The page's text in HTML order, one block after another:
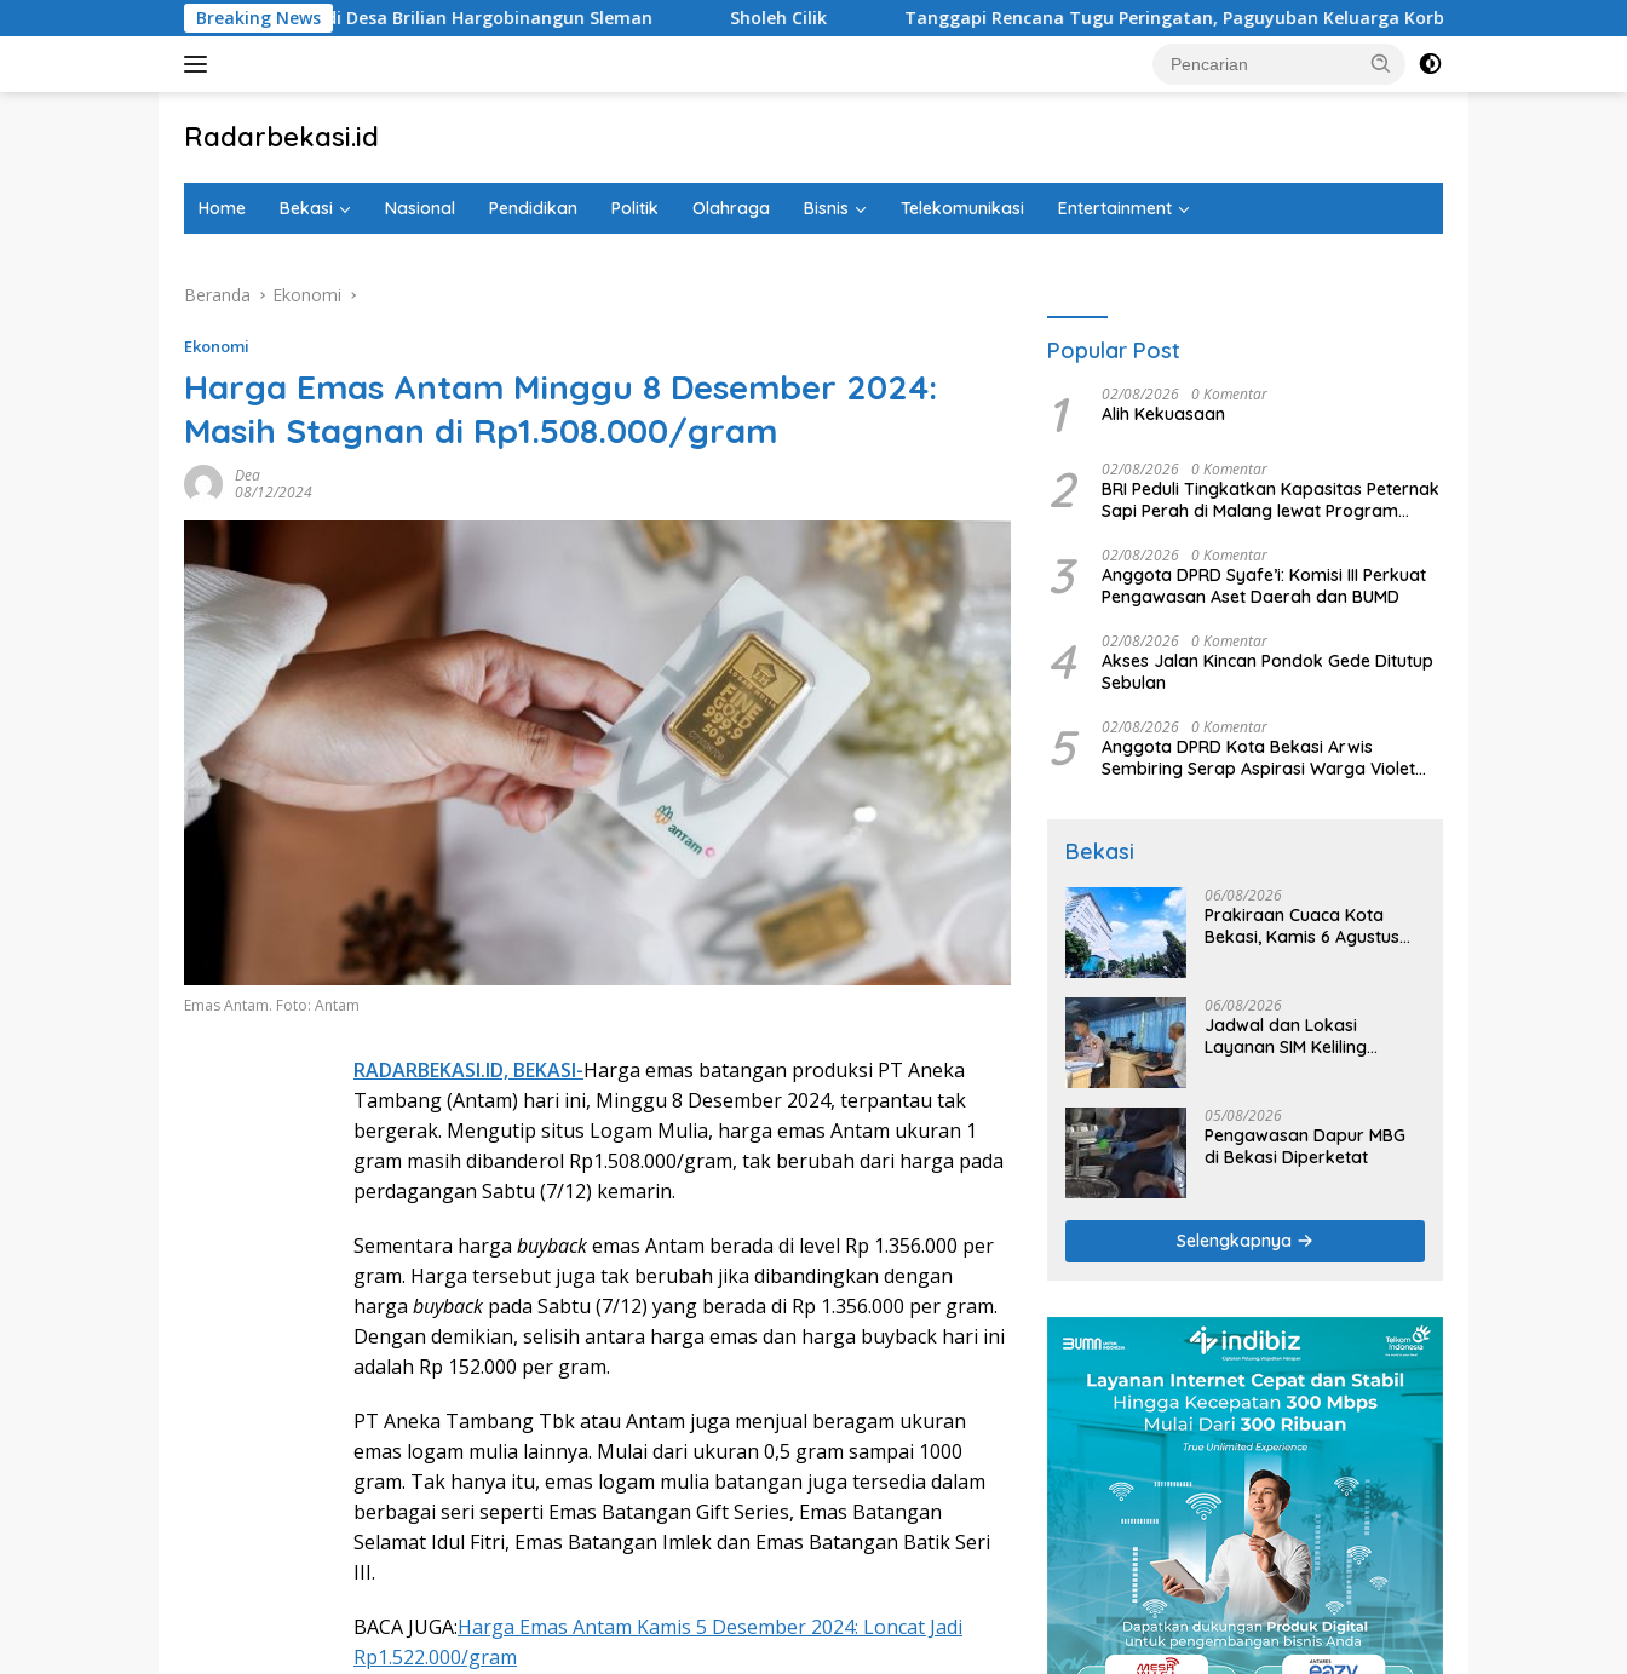
ke
Breaking News
di Desa Brilian Hargobinangun Sleman Sholeh Cilik Tanggapi Rencana Tugu Peringatan, Paguyuban Keluarga Korban Kereta Bekasi Timur: Kami Ingin Perbaikan
Radarbekasi.id
Bekasi
Home Bekasi Nasional Pendidikan Politik Olahraga Bisnis Telekomunikasi Entertainment
Beranda Ekonomi
Ekonomi
Harga Emas Antam Minggu 8 Desember 2024:
Masih Stagnan di Rp1.508.000/gram
Dea
08/12/2024
Emas Antam. Foto: Antam
RADARBEKASI.ID, BEKASI-Harga emas batangan produksi PT Aneka
Tambang (Antam) hari ini, Minggu 8 Desember 2024, terpantau tak
bergerak. Mengutip situs Logam Mulia, harga emas Antam ukuran 1
gram masih dibanderol Rp1.508.000/gram, tak berubah dari harga pada
perdagangan Sabtu (7/12) kemarin.
Sementara harga buybackemas Antam berada di level Rp 1.356.000 per
gram. Harga tersebut juga tak berubah jika dibandingkan dengan
harga buyback pada Sabtu (7/12) yang berada di Rp 1.356.000 per gram.
Dengan demikian, selisih antara harga emas dan harga buyback hari ini
adalah Rp 152.000 per gram.
PT Aneka Tambang Tbk atau Antam juga menjual beragam ukuran
emas logam mulia lainnya. Mulai dari ukuran 0,5 gram sampai 1000
gram. Tak hanya itu, emas logam mulia batangan juga tersedia dalam
berbagai seri seperti Emas Batangan Gift Series, Emas Batangan
Selamat Idul Fitri, Emas Batangan Imlek dan Emas Batangan Batik Seri
III.
BACA JUGA:Harga Emas Antam Kamis 5 Desember 2024: Loncat Jadi
Rp1.522.000/gram
Popular Post
1 02/08/2026 0 Komentar
Alih Kekuasaan
2 02/08/2026 0 Komentar
BRI Peduli Tingkatkan Kapasitas Peternak
Sapi Perah di Malang lewat Program
3 02/08/2026 0 Komentar
Anggota DPRD Syafe’i: Komisi III Perkuat
Pengawasan Aset Daerah dan BUMD
4 02/08/2026 0 Komentar
Akses Jalan Kincan Pondok Gede Ditutup
Sebulan
5 02/08/2026 0 Komentar
Anggota DPRD Kota Bekasi Arwis
Sembiring Serap Aspirasi Warga Violet
Bekasi
06/08/2026
Prakiraan Cuaca Kota
Bekasi, Kamis 6 Agustus
06/08/2026
Jadwal dan Lokasi
Layanan SIM Keliling
05/08/2026
Pengawasan Dapur MBG
di Bekasi Diperketat
Selengkapnya